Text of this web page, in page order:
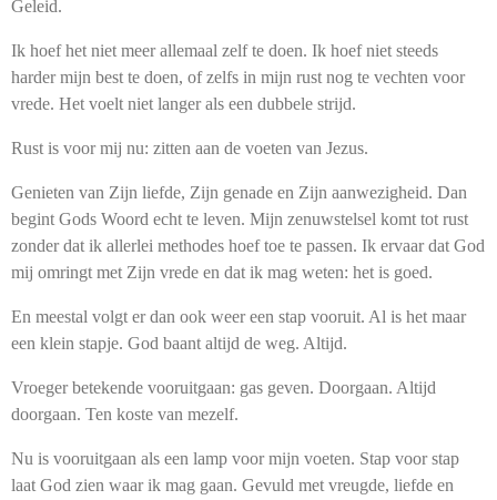
Geleid.
Ik hoef het niet meer allemaal zelf te doen. Ik hoef niet steeds
harder mijn best te doen, of zelfs in mijn rust nog te vechten voor
vrede. Het voelt niet langer als een dubbele strijd.
Rust is voor mij nu: zitten aan de voeten van Jezus.
Genieten van Zijn liefde, Zijn genade en Zijn aanwezigheid. Dan
begint Gods Woord echt te leven. Mijn zenuwstelsel komt tot rust
zonder dat ik allerlei methodes hoef toe te passen. Ik ervaar dat God
mij omringt met Zijn vrede en dat ik mag weten: het is goed.
En meestal volgt er dan ook weer een stap vooruit. Al is het maar
een klein stapje. God baant altijd de weg. Altijd.
Vroeger betekende vooruitgaan: gas geven. Doorgaan. Altijd
doorgaan. Ten koste van mezelf.
Nu is vooruitgaan als een lamp voor mijn voeten. Stap voor stap
laat God zien waar ik mag gaan. Gevuld met vreugde, liefde en